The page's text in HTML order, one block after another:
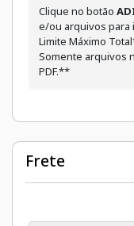
Clique no botão
e/ou arquivos para
Limite Máximo
Somente arquivos
PDF.**
Frete